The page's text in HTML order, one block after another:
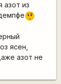
азот из
???
ясен,
азот не